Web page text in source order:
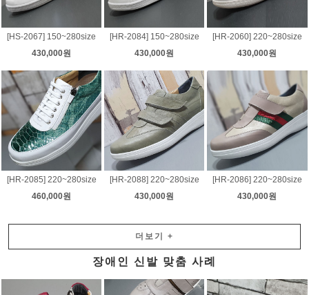
[HS-2067] 150~280size
430,000원
[HR-2084] 150~280size
430,000원
[HR-2060] 220~280size
430,000원
[HR-2085] 220~280size
460,000원
[HR-2088] 220~280size
430,000원
[HR-2086] 220~280size
430,000원
더보기 +
장애인 신발 맞춤 사례